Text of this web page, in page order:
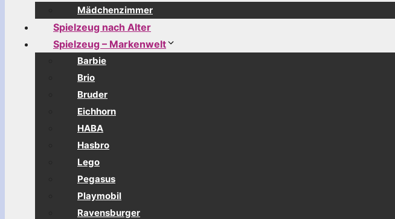
Mädchenzimmer
Spielzeug nach Alter
Spielzeug – Markenwelt
Barbie
Brio
Bruder
Eichhorn
HABA
Hasbro
Lego
Pegasus
Playmobil
Ravensburger